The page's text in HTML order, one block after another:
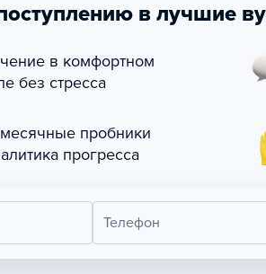
в лучшие
в комфортном
без стресса
пробники
прогресса
Телефон